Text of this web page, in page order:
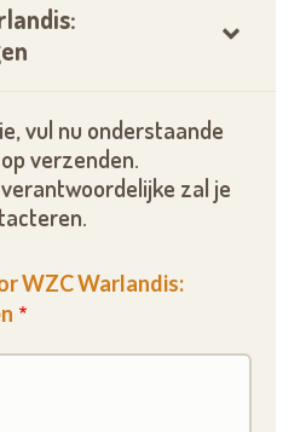
vul nu onderstaande
verzenden.
zal je
WZC Warlandis: